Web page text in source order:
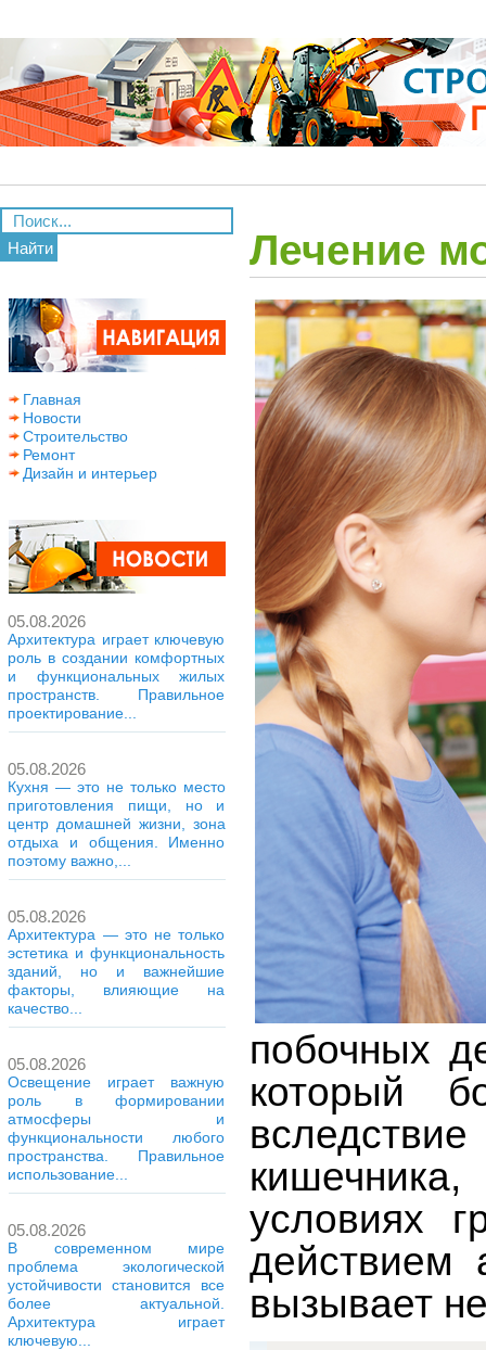
Найти
Главная
Новости
Строительство
Ремонт
Дизайн и интерьер
05.08.2026
Архитектура играет ключевую
роль в создании комфортных
и функциональных жилых
пространств. Правильное
проектирование...
05.08.2026
Кухня — это не только место
приготовления пищи, но и
центр домашней жизни, зона
отдыха и общения. Именно
поэтому важно,...
05.08.2026
Архитектура — это не только
эстетика и функциональность
зданий, но и важнейшие
факторы, влияющие на
качество...
05.08.2026
Освещение играет важную
роль в формировании
атмосферы и
функциональности любого
пространства. Правильное
использование...
05.08.2026
В современном мире
проблема экологической
устойчивости становится все
более актуальной.
Архитектура играет
ключевую...
Лечение
побочных
который
условиях
действием
вызывает